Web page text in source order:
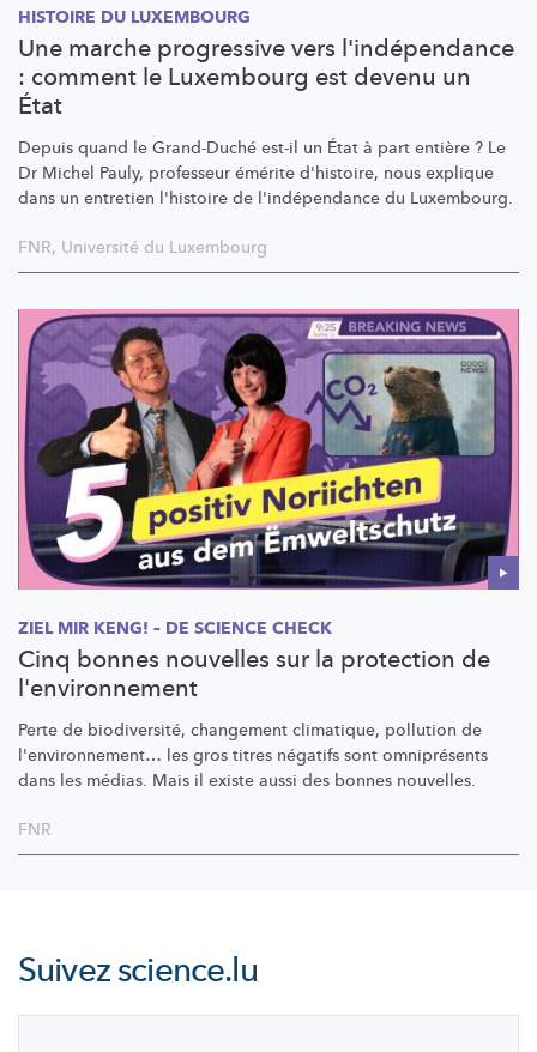
HISTOIRE DU LUXEMBOURG
Une marche progressive vers l'indépendance
: comment le Luxembourg est devenu un
État
Depuis quand le Grand-Duché est-il un État à part entière ? Le
Dr Michel Pauly, professeur émérite d'histoire, nous explique
dans un entretien l'histoire de l'indépendance du Luxembourg.
FNR, Université du Luxembourg
ZIEL MIR KENG! – DE SCIENCE CHECK
Cinq bonnes nouvelles sur la protection de
l'environnement
Perte de biodiversité, changement climatique, pollution de
l'environnement… les gros titres négatifs sont omniprésents
dans les médias. Mais il existe aussi des bonnes nouvelles.
FNR
Suivezscience.lu